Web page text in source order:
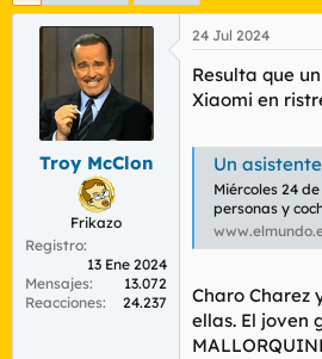
c
d
e
m
h
Troy McClon
Frikazo
Registro
13 Ene 2024
Mensajes
13.072
Reacciones
24.237
24 Jul 2024
Resulta que
Xiaomi en
Un asistente
Miércoles 24
personas y
Charo Charez
ellas. El joven